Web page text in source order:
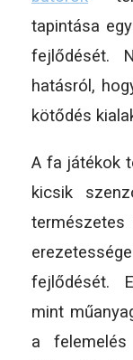
tapintása
fejlődését.
hatásról,
kötődés
A fa játékok
kicsik
fejlődését.
mint
a